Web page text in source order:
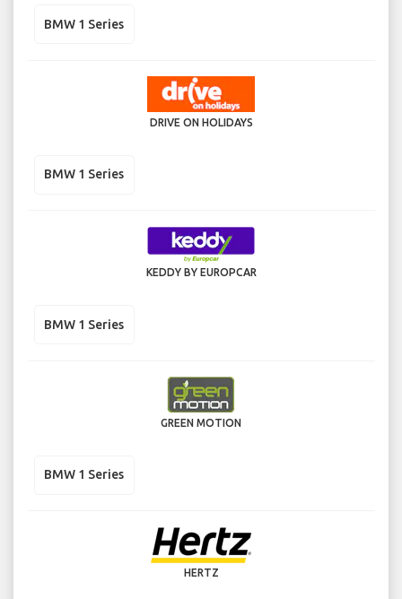
BMW 1 Series
DRIVE ON HOLIDAYS
BMW 1 Series
KEDDY BY EUROPCAR
BMW 1 Series
GREEN MOTION
BMW 1 Series
HERTZ